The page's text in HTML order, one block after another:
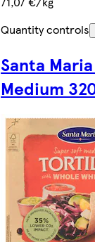
Quantity controls
Santa
Medium